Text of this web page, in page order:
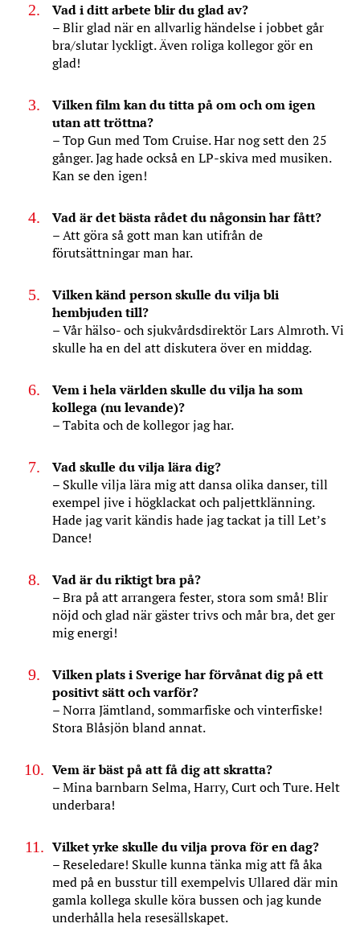
Vad i ditt arbete blir du glad av?
– Blir glad när en allvarlig händelse i jobbet går
bra/slutar lyckligt. Även roliga kollegor gör en
glad!
Vilken film kan du titta på om och om igen
utan att tröttna?
– Top Gun med Tom Cruise. Har nog sett den 25
gånger. Jag hade också en LP-skiva med musiken.
Kan se den igen!
Vad är det bästa rådet du någonsin har fått?
– Att göra så gott man kan utifrån de
förutsättningar man har.
Vilken känd person skulle du vilja bli
hembjuden till?
– Vår hälso- och sjukvårdsdirektör Lars Almroth. Vi
skulle ha en del att diskutera över en middag.
Vem i hela världen skulle du vilja ha som
kollega (nu levande)?
– Tabita och de kollegor jag har.
Vad skulle du vilja lära dig?
– Skulle vilja lära mig att dansa olika danser, till
exempel jive i högklackat och paljettklänning.
Hade jag varit kändis hade jag tackat ja till Let’s
Dance!
Vad är du riktigt bra på?
– Bra på att arrangera fester, stora som små! Blir
nöjd och glad när gäster trivs och mår bra, det ger
mig energi!
Vilken plats i Sverige har förvånat dig på ett
positivt sätt och varför?
– Norra Jämtland, sommarfiske och vinterfiske!
Stora Blåsjön bland annat.
Vem är bäst på att få dig att skratta?
– Mina barnbarn Selma, Harry, Curt och Ture. Helt
underbara!
Vilket yrke skulle du vilja prova för en dag?
– Reseledare! Skulle kunna tänka mig att få åka
med på en busstur till exempelvis Ullared där min
gamla kollega skulle köra bussen och jag kunde
underhålla hela resesällskapet.